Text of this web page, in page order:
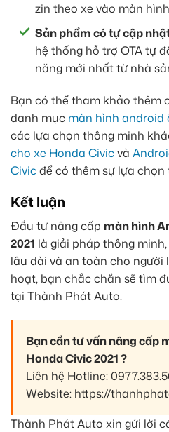
zin theo xe vào màn
Sản phẩm có tự cập
hệ thống hỗ trợ OTA tự
năng mới nhất từ nhà
Bạn có thể tham khảo thêm
danh mục màn hình android
các lựa chọn thông minh
cho xe Honda Civicvà
Civicđể có thêm sự lựa chọn
Kết luận
Đầu tư nâng cấp màn hình
2021 là giải pháp thông
lâu dài và an toàn cho người
hoạt, bạn chắc chắn sẽ tìm
tại Thành Phát Auto.
Bạn cần tư vấn nâng cấp
Honda Civic 2021 ?
Liên hệ Hotline:
Website: https://
Thành Phát Auto xin gửi lời